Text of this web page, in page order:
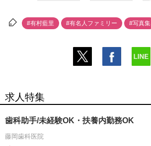
#有村藍里 #有名人ファミリー #写真集
求人特集
歯科助手/未経験OK・扶養内勤務OK
藤岡歯科医院